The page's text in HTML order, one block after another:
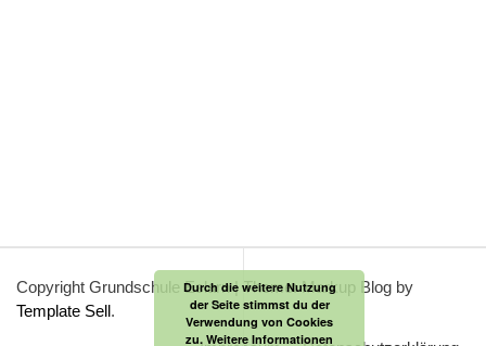
Copyright Grundschule Eslarn|Theme: Markup Blog by
Template Sell.
Durch die weitere Nutzung
der Seite stimmst du der
Verwendung von Cookies
zu. Weitere Informationen